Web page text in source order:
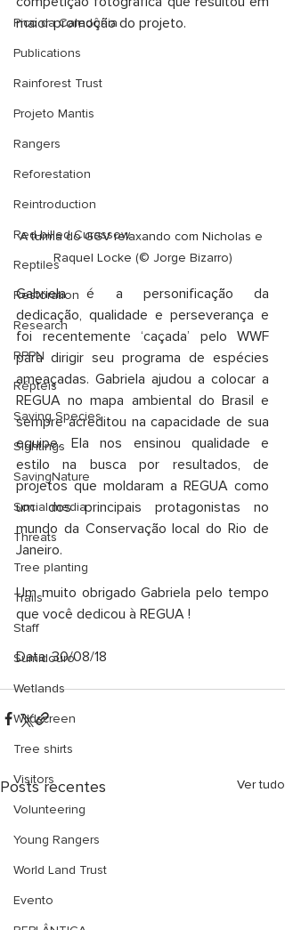
Pico da Caledônia
Publications
Rainforest Trust
Projeto Mantis
Rangers
Reforestation
Reintroduction
Red-billed Curassow
Reptiles
Restoration
Research
RPPN
Répteis
Saving Species
Sightings
SavingNature
Social media
Threats
Tree planting
Trails
Staff
Sumidouro
Wetlands
Wildscreen
Tree shirts
Visitors
Volunteering
Young Rangers
World Land Trust
Evento
maior promoção do projeto.
A turma do GGV relaxando com Nicholas e
Raquel Locke (© Jorge Bizarro)
Gabriela é a personificação da
dedicação, qualidade e perseverança e
foi recentemente ‘caçada’ pelo WWF
para dirigir seu programa de espécies
ameaçadas. Gabriela ajudou a colocar a
REGUA no mapa ambiental do Brasil e
sempre acreditou na capacidade de sua
equipe. Ela nos ensinou qualidade e
estilo na busca por resultados, de
projetos que moldaram a REGUA como
um dos principais protagonistas no
mundo da Conservação local do Rio de
Janeiro.
Um muito obrigado Gabriela pelo tempo
que você dedicou à REGUA !
Data: 30/08/18
Posts recentes Ver tudo